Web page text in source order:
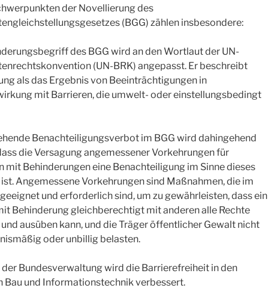
der Novellierung des
(BGG) zählen insbesondere:
des BGG wird an den Wortlaut der UN-
(UN-BRK) angepasst. Er beschreibt
als das Ergebnis von Beeinträchtigungen in
mit Barrieren, die umwelt- oder einstellungsbedingt
Benachteiligungsverbot im BGG wird dahingehend
die Versagung angemessener Vorkehrungen für
mit Behinderungen eine Benachteiligung im Sinne dieses
Angemessene Vorkehrungen sind Maßnahmen, die im
und erforderlich sind, um zu gewährleisten, dass ein
Behinderung gleichberechtigt mit anderen alle Rechte
ausüben kann, und die Träger öffentlicher Gewalt nicht
oder unbillig belasten.
der Bundesverwaltung wird die Barrierefreiheit in den
Bau und Informationstechnik verbessert.